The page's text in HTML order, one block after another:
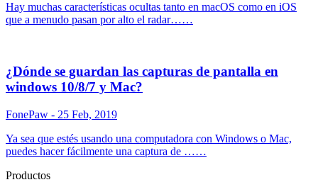
Hay muchas características ocultas tanto en macOS como en iOS
que a menudo pasan por alto el radar……
¿Dónde se guardan las capturas de pantalla en
windows 10/8/7 y Mac?
FonePaw - 25 Feb, 2019
Ya sea que estés usando una computadora con Windows o Mac,
puedes hacer fácilmente una captura de ……
Productos